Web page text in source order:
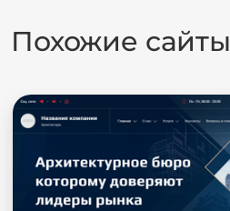
Похожие сайты